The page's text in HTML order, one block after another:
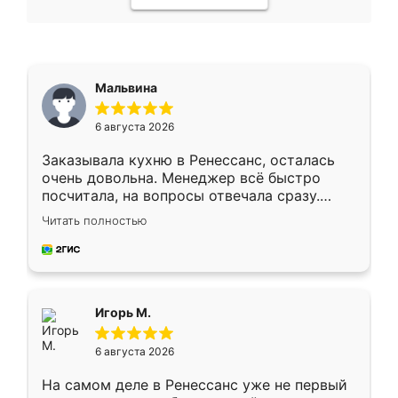
Мальвина
6 августа 2026
Заказывала кухню в Ренессанс, осталась
очень довольна. Менеджер всё быстро
посчитала, на вопросы отвечала сразу.
Замерщик приехал в субботу, подошёл к
делу со всей ответственностью. Собрали
за день, ребята работали аккуратно, даже
Читать полностью
Игорь М.
6 августа 2026
На самом деле в Ренессанс уже не первый